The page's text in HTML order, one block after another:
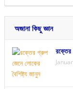
অজানা কিছু জ্ঞান
রক্তের